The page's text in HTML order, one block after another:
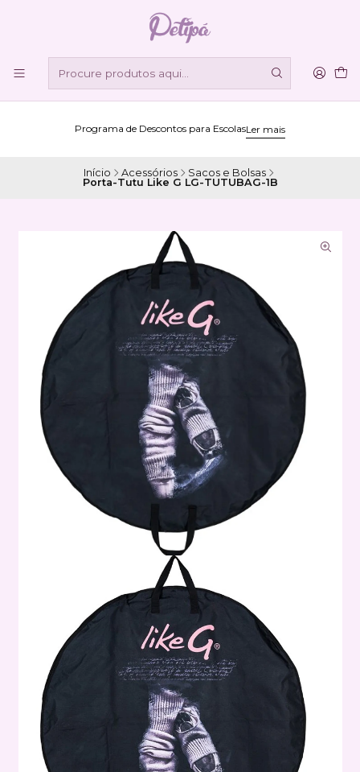
Programa de Descontos para EscolasLer mais
Início Acessórios
Sacos e Bolsas
Porta-Tutu Like G LG-TUTUBAG-1B